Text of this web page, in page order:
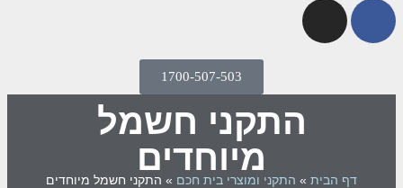
1700-507-503
התקני חשמל
מיוחדים
דף הבית » התקני ומוצרי בית חכם » התקני חשמל מיוחדים